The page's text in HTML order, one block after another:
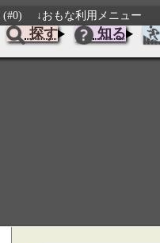
(#0) ↓おもな利用メニュー
探す 知る